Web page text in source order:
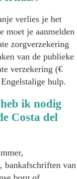
verlies je het
moet je aanmelden
zorgverzekering
van de publieke
verzekering (€
hulp.
ik nodig
Costa del
bankafschriften van